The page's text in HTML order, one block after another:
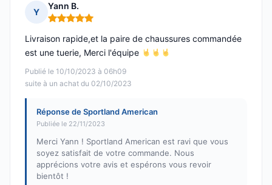
Y
Yann B.
Note : 5 sur 5
Publié le 10/10/2023 à 06h09
suite à un achat du 02/10/2023
Livraison rapide,et la paire de chaussures commandée
est une tuerie, Merci l'équipe
Réponse de Sportland American
Publiée le 22/11/2023
Merci Yann ! Sportland American est ravi que vous
soyez satisfait de votre commande. Nous
apprécions votre avis et espérons vous revoir
bientôt !